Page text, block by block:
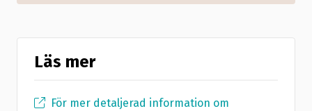
Läs mer
För mer detaljerad information om